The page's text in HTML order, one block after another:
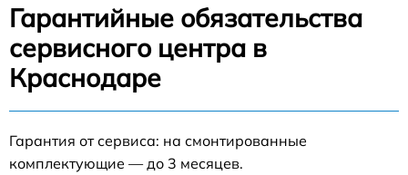
Гарантийные обязательства
сервисного центра в
Краснодаре
Гарантия от сервиса: на смонтированные
комплектующие — до 3 месяцев.